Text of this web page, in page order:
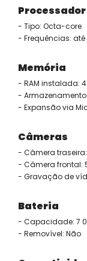
Processador
- Tipo: Octa-core
- Frequências: até
Memória
- RAM instalada: 4
- Armazenamento
- Expansão via
Câmeras
- Câmera
- Câmera frontal:
- Gravação de
Bateria
- Capacidade: 7
- Removível: Não